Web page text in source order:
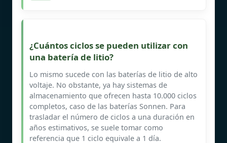
¿Cuántos ciclos se pueden utilizar con
una batería de litio?
Lo mismo sucede con las baterías de litio de alto
voltaje. No obstante, ya hay sistemas de
almacenamiento que ofrecen hasta 10.000 ciclos
completos, caso de las baterías Sonnen. Para
trasladar el número de ciclos a una duración en
años estimativos, se suele tomar como
referencia que 1 ciclo equivale a 1 día.